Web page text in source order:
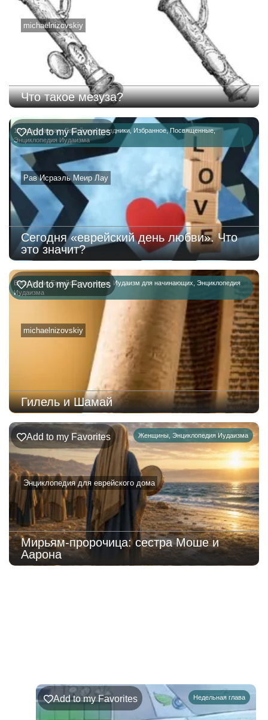
michaelnizovskiy
Что такое мезуза?
15 ава,главная,Еврейские праздники, Избранное,Посвященные,
Энциклопедия Иудаизма
Рав Исраэль Меир Лау
Add to my Favorites
Сегодня «еврейский день любви». Что
это значит?
Биографии,Еврейская история, Иудаизм для начинающих, Энциклопедия
Иудаизма
michaelnizovskiy
Add to my Favorites
Гилель и Шамай
Женщины, Энциклопедия Иудаизма
Энциклопедия для еврейского дома
Add to my Favorites
Мирьям-пророчица: сестра Моше и
Аарона
Ръэ
02.08.2026
Недельная глава
Add to my Favorites